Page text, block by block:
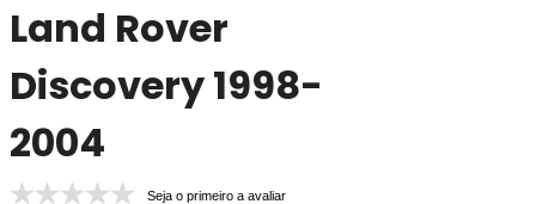
Land Rover
Discovery 1998-
2004
Seja o primeiro a avaliar